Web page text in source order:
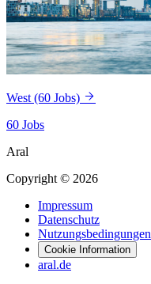
West (60 Jobs)
60 Jobs
Aral
Copyright © 2026
Impressum
Datenschutz
Nutzungsbedingungen
Cookie Information
aral.de